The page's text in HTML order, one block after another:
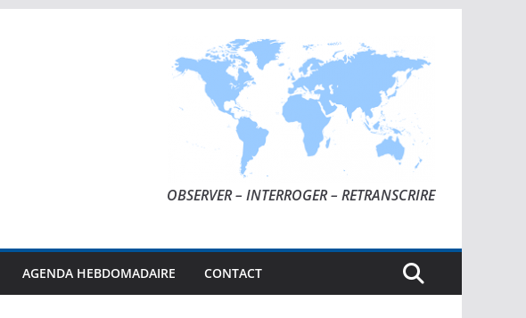
OBSERVER – INTERROGER – RETRANSCRIRE
AGENDA HEBDOMADAIRE CONTACT